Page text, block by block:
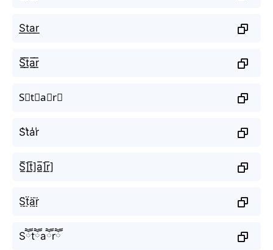
S͟t͟a͟r͟
S̲̅t̲̅a̲̅r̲̅
S⃣t⃣a⃣r⃣
S̾t̾a̾r̾
S̲̅]t̲̅]a̲̅]r̲̅]
S̤̈ẗ̤ä̤r̤̈
Sཽtཽaཽrཽ